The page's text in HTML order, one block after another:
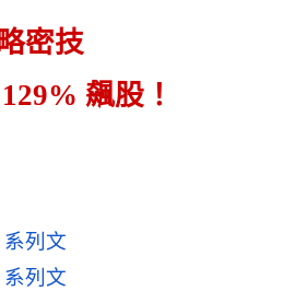
密技
飆股！
列文
列文